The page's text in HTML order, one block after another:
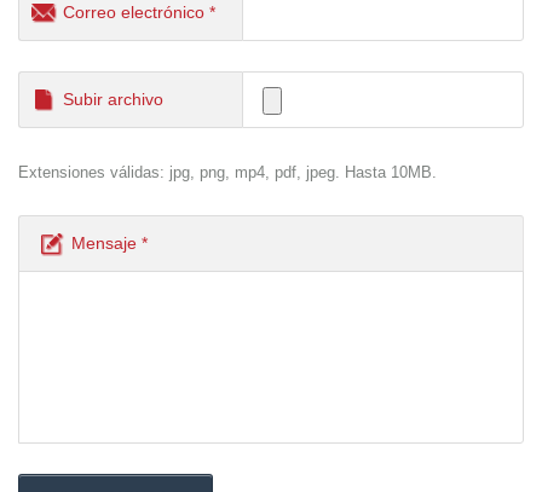
Correo electrónico *
Subir archivo
Extensiones válidas: jpg, png, mp4, pdf, jpeg. Hasta 10MB.
Mensaje *